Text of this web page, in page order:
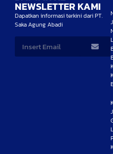
NEWSLETTER KAMI
Dapatkan informasi terkini dari PT.
Saka Agung Abadi